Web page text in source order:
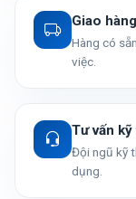
Giao
Hàng có
việc.
Tư vấn
Đội ngũ kỹ
dụng.